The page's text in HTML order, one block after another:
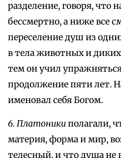
разделение, говоря, что
бессмертно, а ниже все
переселение душ из
в тела животных и диких
тем он учил
продолжение пяти лет.
именовал себя Богом.
6. Платоникиполагали,
материя, форма и мир,
телесный, и что душа не